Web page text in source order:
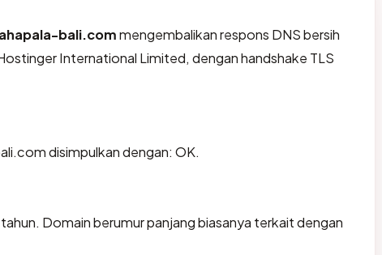
bali.commengembalikan respons DNS bersih
International Limited, dengan handshake TLS
disimpulkan dengan: OK.
Domain berumur panjang biasanya terkait dengan